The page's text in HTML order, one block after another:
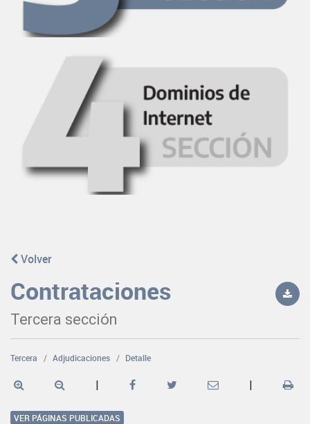
Volver
Contrataciones
Tercera sección
Tercera Adjudicaciones Detalle
| |
VER PÁGINAS PUBLICADAS